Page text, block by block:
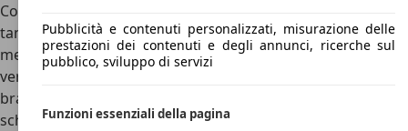
Concludendo con gli interni di Lexus LS, davanti lo spazio è
tanto e i sedili sono molto comodi, imbottiti con uretano,
mentre dietro lo spazio è presidenziale. Scegliendo la
versione con quattro posti, infatti, si guadagna un
bracciolo centrale completo, il clima individuale e due
schermi per l’intrattenimento posteriore.
Pubblicità e contenuti personalizzati, misurazione delle
prestazioni dei contenuti e degli annunci, ricerche sul
pubblico, sviluppo di servizi
Funzioni essenziali della pagina